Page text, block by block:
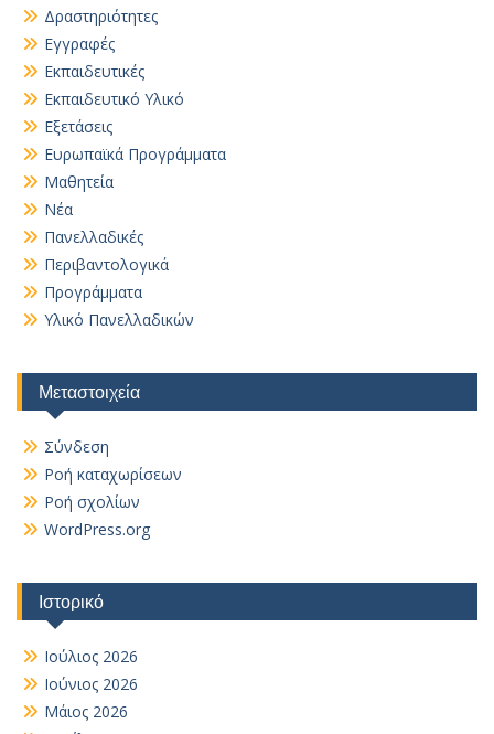
Δραστηριότητες
Εγγραφές
Εκπαιδευτικές
Εκπαιδευτικό Υλικό
Εξετάσεις
Ευρωπαϊκά Προγράμματα
Μαθητεία
Νέα
Πανελλαδικές
Περιβαντολογικά
Προγράμματα
Υλικό Πανελλαδικών
Μεταστοιχεία
Σύνδεση
Ροή καταχωρίσεων
Ροή σχολίων
WordPress.org
Ιστορικό
Ιούλιος 2026
Ιούνιος 2026
Μάιος 2026